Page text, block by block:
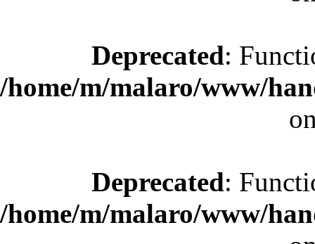
Deprecated:
/home/m/malaro/www/
Deprecated:
/home/m/malaro/www/